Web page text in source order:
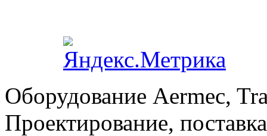
Оборудование Aermec,
Проектирование,